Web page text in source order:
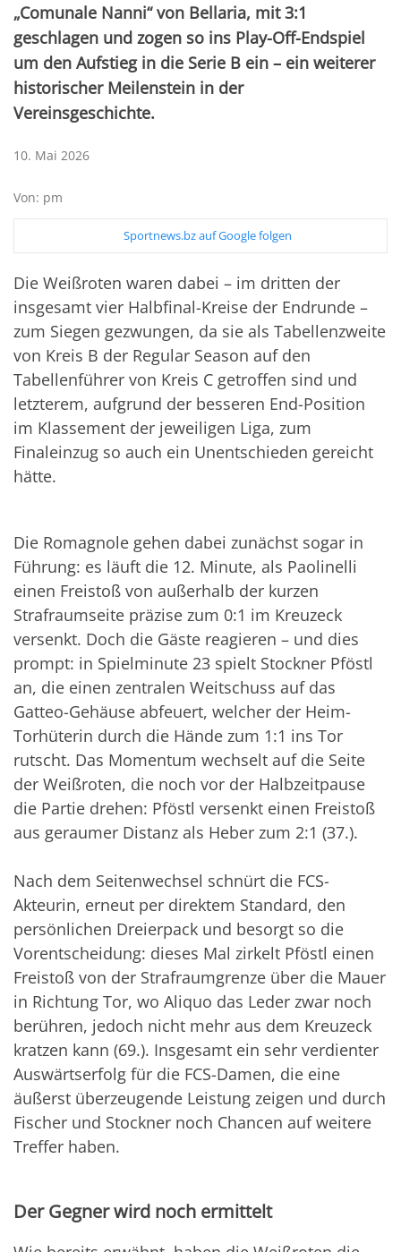
„Comunale Nanni“ von Bellaria, mit 3:1
geschlagen und zogen so ins Play-Off-Endspiel
um den Aufstieg in die Serie B ein – ein weiterer
historischer Meilenstein in der
Vereinsgeschichte.
10. Mai 2026
Von: pm
Sportnews.bz auf Google folgen
Die Weißroten waren dabei – im dritten der
insgesamt vier Halbfinal-Kreise der Endrunde –
zum Siegen gezwungen, da sie als Tabellenzweite
von Kreis B der Regular Season auf den
Tabellenführer von Kreis C getroffen sind und
letzterem, aufgrund der besseren End-Position
im Klassement der jeweiligen Liga, zum
Finaleinzug so auch ein Unentschieden gereicht
hätte.
Die Romagnole gehen dabei zunächst sogar in
Führung: es läuft die 12. Minute, als Paolinelli
einen Freistoß von außerhalb der kurzen
Strafraumseite präzise zum 0:1 im Kreuzeck
versenkt. Doch die Gäste reagieren – und dies
prompt: in Spielminute 23 spielt Stockner Pföstl
an, die einen zentralen Weitschuss auf das
Gatteo-Gehäuse abfeuert, welcher der Heim-
Torhüterin durch die Hände zum 1:1 ins Tor
rutscht. Das Momentum wechselt auf die Seite
der Weißroten, die noch vor der Halbzeitpause
die Partie drehen: Pföstl versenkt einen Freistoß
aus geraumer Distanz als Heber zum 2:1 (37.).
Nach dem Seitenwechsel schnürt die FCS-
Akteurin, erneut per direktem Standard, den
persönlichen Dreierpack und besorgt so die
Vorentscheidung: dieses Mal zirkelt Pföstl einen
Freistoß von der Strafraumgrenze über die Mauer
in Richtung Tor, wo Aliquo das Leder zwar noch
berühren, jedoch nicht mehr aus dem Kreuzeck
kratzen kann (69.). Insgesamt ein sehr verdienter
Auswärtserfolg für die FCS-Damen, die eine
äußerst überzeugende Leistung zeigen und durch
Fischer und Stockner noch Chancen auf weitere
Treffer haben.
Der Gegner wird noch ermittelt